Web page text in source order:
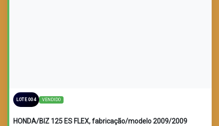
LOTE 004 VENDIDO
HONDA/BIZ 125 ES FLEX, fabricação/modelo 2009/2009